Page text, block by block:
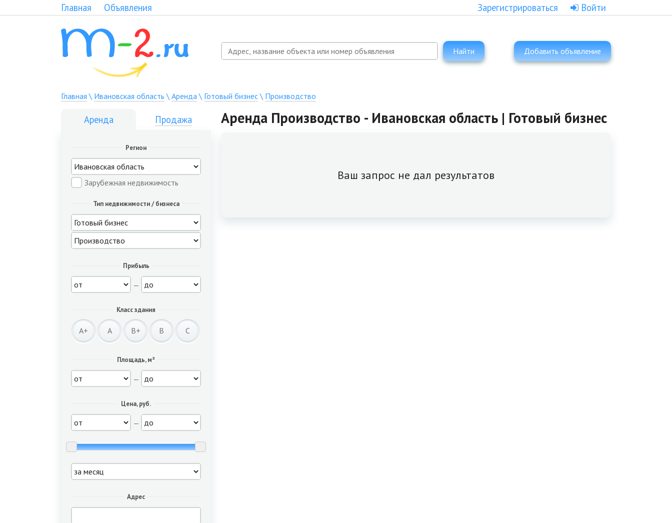
Главная Объявления Зарегистрироваться Войти
Найти Добавить объявление
Главная \ Ивановская область \ Аренда\ Готовый бизнес\ Производство
Аренда Продажа
Регион
Зарубежная недвижимость
Тип недвижимости / бизнеса
Прибыль
—
Класс здания
A+ A B+ B C
Площадь, м²
—
Цена, руб.
—
Адрес
Аренда Производство - Ивановская область | Готовый бизнес
Ваш запрос не дал результатов